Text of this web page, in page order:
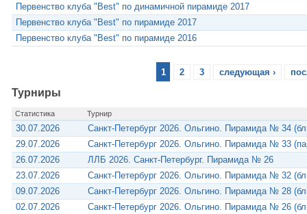
Первенство клуба "Best" по динамичной пирамиде 2017
Первенство клуба "Best" по пирамиде 2017
Первенство клуба "Best" по пирамиде 2016
1 2 3 следующая ›
Турниры
Статистика Турнир
30.07.2026
Санкт-Петербург 2026. Ольгино. Пирамида № 34
29.07.2026
Санкт-Петербург 2026. Ольгино. Пирамида № 33
26.07.2026
ЛЛБ 2026. Санкт-Петербург. Пирамида № 26
23.07.2026
Санкт-Петербург 2026. Ольгино. Пирамида № 32
09.07.2026
Санкт-Петербург 2026. Ольгино. Пирамида № 28
02.07.2026
Санкт-Петербург 2026. Ольгино. Пирамида № 26